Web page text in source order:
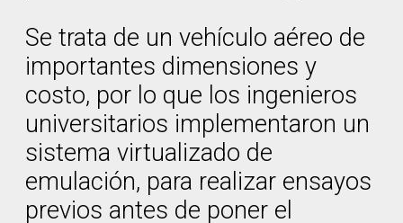
Se trata de un vehículo aéreo de
importantes dimensiones y
costo, por lo que los ingenieros
universitarios implementaron un
sistema virtualizado de
emulación, para realizar ensayos
previos antes de poner el